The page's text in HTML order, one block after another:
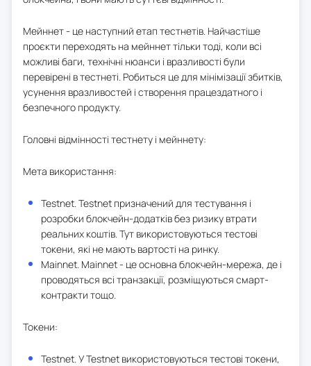
Мейннет - це наступний етап тестнетів. Найчастіше
проєкти переходять на мейннет тільки тоді, коли всі
можливі баги, технічні нюанси і вразливості були
перевірені в тестнеті. Робиться це для мінімізації збитків,
усунення вразливостей і створення працездатного і
безпечного продукту.
Головні відмінності тестнету і мейннету:
Мета використання:
Testnet. Testnet призначений для тестування і
розробки блокчейн-додатків без ризику втрати
реальних коштів. Тут використовуються тестові
токени, які не мають вартості на ринку.
Mainnet. Mainnet - це основна блокчейн-мережа, де і
проводяться всі транзакції, розміщуються смарт-
контракти тощо.
Токени:
Testnet. У Testnet використовуються тестові токени,